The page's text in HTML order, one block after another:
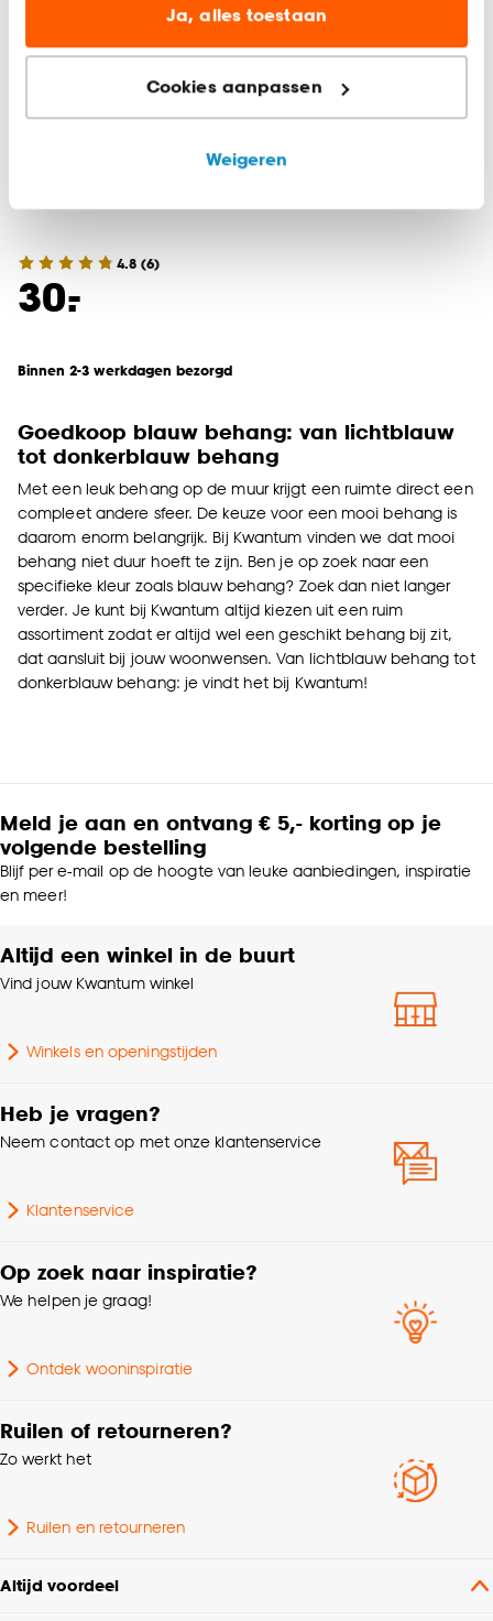
website te verbeteren voor jou en al onze andere
Marketing cookies (optioneel) laten jou
relevante informatie en aanbiedingen zien op
advertenties en communicatie.
van alle cookies, of klik op ‘weigeren’ om alleen de
noodzakelijke cookies te accepteren. Je kunt er ook
voor kiezen om bepaalde cookies wel of niet te
kan aanpassen, bekijk hiervoor onze
cookieverklaring.
Ja, alles toestaan
Cookies aanpassen
Weigeren
4.8 (6)
30.
-
Binnen 2-3 werkdagen bezorgd
Goedkoop blauw behang: van lichtblauw
tot donkerblauw behang
Met een leuk behang op de muur krijgt een ruimte direct een
compleet andere sfeer. De keuze voor een mooi behang is
daarom enorm belangrijk. Bij Kwantum vinden we dat mooi
behang niet duur hoeft te zijn. Ben je op zoek naar een
specifieke kleur zoals blauw behang? Zoek dan niet langer
verder. Je kunt bij Kwantum altijd kiezen uit een ruim
assortiment zodat er altijd wel een geschikt behang bij zit,
dat aansluit bij jouw woonwensen. Van lichtblauw behang tot
donkerblauw behang: je vindt het bij Kwantum!
Meld je aan en ontvang € 5,- korting op je
volgende bestelling
Blijf per e-mail op de hoogte van leuke aanbiedingen, inspiratie
en meer!
Altijd een winkel in de buurt
Vind jouw Kwantum winkel
Winkels en openingstijden
Heb je vragen?
Neem contact op met onze klantenservice
Klantenservice
Op zoek naar inspiratie?
We helpen je graag!
Ontdek wooninspiratie
Ruilen of retourneren?
Zo werkt het
Ruilen en retourneren
Altijd voordeel